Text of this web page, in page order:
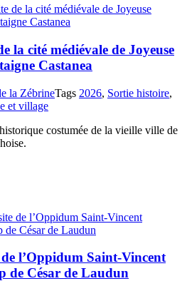
la cité médiévale de Joyeuse
Castanea
la ZébrineTags 2026, Sortie histoire,
et village
costumée de la vieille ville de
l’Oppidum Saint-Vincent
de César de Laudun